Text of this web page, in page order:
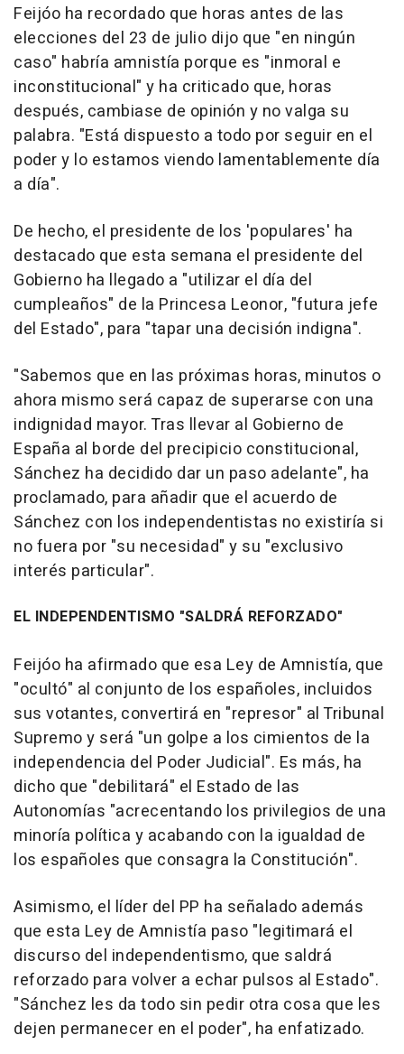
Feijóo ha recordado que horas antes de las
elecciones del 23 de julio dijo que "en ningún
caso" habría amnistía porque es "inmoral e
inconstitucional" y ha criticado que, horas
después, cambiase de opinión y no valga su
palabra. "Está dispuesto a todo por seguir en el
poder y lo estamos viendo lamentablemente día
a día".
De hecho, el presidente de los 'populares' ha
destacado que esta semana el presidente del
Gobierno ha llegado a "utilizar el día del
cumpleaños" de la Princesa Leonor, "futura jefe
del Estado", para "tapar una decisión indigna".
"Sabemos que en las próximas horas, minutos o
ahora mismo será capaz de superarse con una
indignidad mayor. Tras llevar al Gobierno de
España al borde del precipicio constitucional,
Sánchez ha decidido dar un paso adelante", ha
proclamado, para añadir que el acuerdo de
Sánchez con los independentistas no existiría si
no fuera por "su necesidad" y su "exclusivo
interés particular".
EL INDEPENDENTISMO "SALDRÁ REFORZADO"
Feijóo ha afirmado que esa Ley de Amnistía, que
"ocultó" al conjunto de los españoles, incluidos
sus votantes, convertirá en "represor" al Tribunal
Supremo y será "un golpe a los cimientos de la
independencia del Poder Judicial". Es más, ha
dicho que "debilitará" el Estado de las
Autonomías "acrecentando los privilegios de una
minoría política y acabando con la igualdad de
los españoles que consagra la Constitución".
Asimismo, el líder del PP ha señalado además
que esta Ley de Amnistía paso "legitimará el
discurso del independentismo, que saldrá
reforzado para volver a echar pulsos al Estado".
"Sánchez les da todo sin pedir otra cosa que les
dejen permanecer en el poder", ha enfatizado.